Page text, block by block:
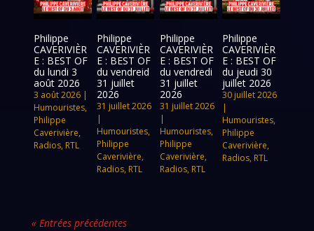
Philippe
CAVERIVIÈR
E : BEST OF
du lundi 3
août 2026
3 août 2026 |
Humouristes,
Philippe
Caverivière,
Radios, RTL
Philippe
CAVERIVIÈR
E : BEST OF
du vendreid
31 juillet
2026
31 juillet 2026
|
Humouristes,
Philippe
Caverivière,
Radios, RTL
Philippe
CAVERIVIÈR
E : BEST OF
du vendredi
31 juillet
2026
31 juillet 2026
|
Humouristes,
Philippe
Caverivière,
Radios, RTL
Philippe
CAVERIVIÈR
E : BEST OF
du jeudi 30
juillet 2026
30 juillet 2026
|
Humouristes,
Philippe
Caverivière,
Radios, RTL
« Entrées précédentes